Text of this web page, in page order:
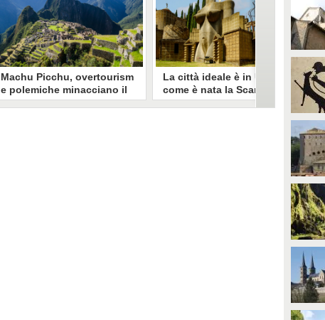
Ieri Chiara Ferragni ha mostrato
la figlia Vittoria all'interno di una
meravigliosa suite a tema Alice
nel Paese delle Meraviglie: dove si
trova la magica location ispirata
alla fiaba di Lewis Carroll?
Machu Picchu, overtourism
e polemiche minacciano il
sito inca: rischia di perdere
In giro per il mondo esistono
innumerevoli piscine spettacolari
che uniscono architettura
innovativa e panorami da sogno:
ecco le più belle.
La città ideale è in Umbria,
come è nata la Scarzuola
un luogo sospeso tra
il sacro e il profano. Costruito tra
stratificato, fatto di scale, percorsi
e diversi teatri pensati per offrire